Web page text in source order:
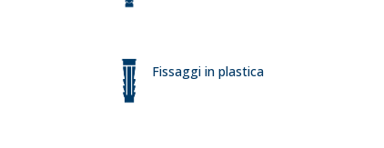
Fissaggi in plastica